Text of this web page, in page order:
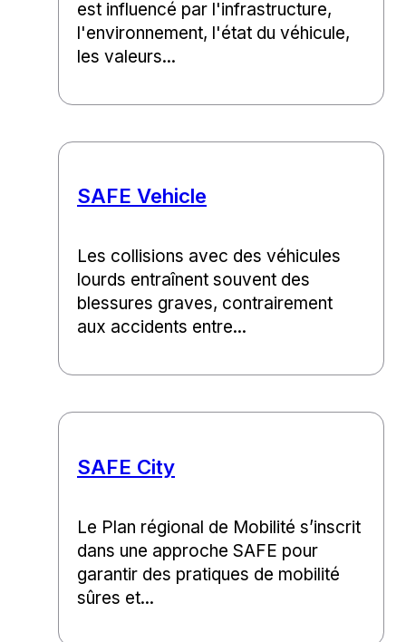
est influencé par l'infrastructure,
l'environnement, l'état du véhicule,
les valeurs...
SAFE Vehicle
Les collisions avec des véhicules
lourds entraînent souvent des
blessures graves, contrairement
aux accidents entre...
SAFE City
Le Plan régional de Mobilité s’inscrit
dans une approche SAFE pour
garantir des pratiques de mobilité
sûres et...